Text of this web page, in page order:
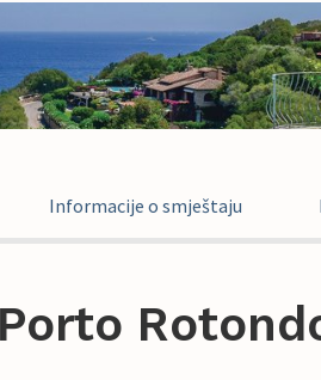
Informacije o smještaju